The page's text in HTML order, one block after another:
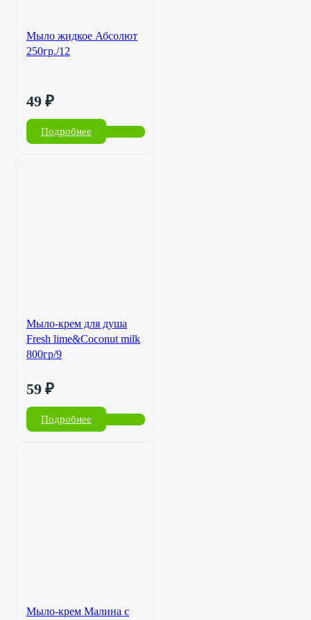
Мыло жидкое Абсолют
250гр./12
49 ₽
Подробнее
Мыло-крем для душа
Fresh lime&Coconut milk
800гр/9
59 ₽
Подробнее
Мыло-крем Малина с